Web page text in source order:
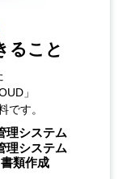
ること
」
です。
理システム
理システム
類作成